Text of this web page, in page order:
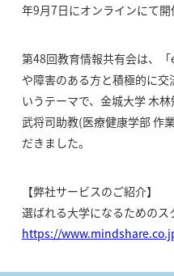
年9月7日にオンラインにて開
第48回教育情報共有会は、
や障害のある方と積極的に
いうテーマで、金城大学 木
武将司助教(医療健康学部 作
だきました。
【弊社サービスのご紹介】
選ばれる大学になるためのス
https://